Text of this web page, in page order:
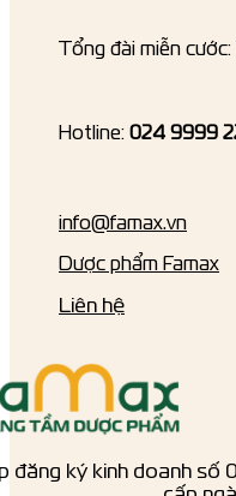
đăng ký kinh doanh số
Tổng đài miễn cước:
Hotline: 024 9999
info@famax.vn
Dược phẩm Famax
Liên hệ